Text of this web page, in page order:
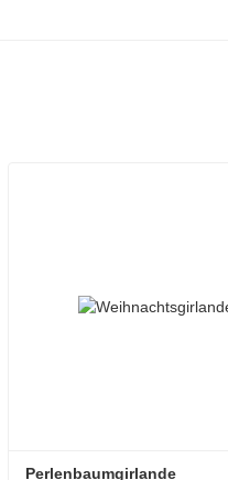
Perlenbaumgirlande